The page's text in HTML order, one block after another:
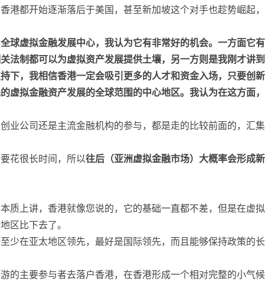
港都开始逐渐落后于美国，甚至新加坡这个对手也趁势崛起
球虚拟金融发展中心，我认为它有非常好的机会。一方面它
法制都可以为虚拟资产发展提供土壤，另一方则是我刚才讲
下，我相信香港一定会吸引更多的人才和资金入场，只要创
虚拟金融资产发展的全球范围的中心地区。我认为在这方面
业公司还是主流金融机构的参与，都是走的比较前面的，汇
花很长时间，所以往后（亚洲虚拟金融市场）大概率会形成
质上讲，香港就像您说的，它的基础一直都不差，但是在虚
区比下去了。
少在亚太地区领先，最好是国际领先，而且能够保持政策的
的主要参与者去落户香港，在香港形成一个相对完整的小气候